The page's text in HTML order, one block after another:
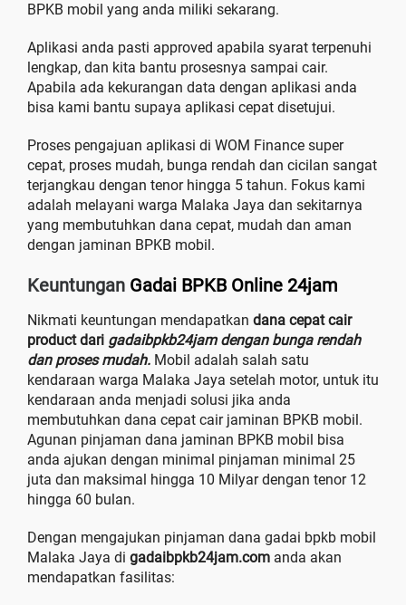
BPKB mobil yang anda miliki sekarang.
Aplikasi anda pasti approved apabila syarat terpenuhi
lengkap, dan kita bantu prosesnya sampai cair.
Apabila ada kekurangan data dengan aplikasi anda
bisa kami bantu supaya aplikasi cepat disetujui.
Proses pengajuan aplikasi di WOM Finance super
cepat, proses mudah, bunga rendah dan cicilan sangat
terjangkau dengan tenor hingga 5 tahun. Fokus kami
adalah melayani warga Malaka Jaya dan sekitarnya
yang membutuhkan dana cepat, mudah dan aman
dengan jaminan BPKB mobil.
Keuntungan Gadai BPKB Online 24jam
Nikmati keuntungan mendapatkan dana cepat cair
product dari gadaibpkb24jam dengan bunga rendah
dan proses mudah. Mobil adalah salah satu
kendaraan warga Malaka Jaya setelah motor, untuk itu
kendaraan anda menjadi solusi jika anda
membutuhkan dana cepat cair jaminan BPKB mobil.
Agunan pinjaman dana jaminan BPKB mobil bisa
anda ajukan dengan minimal pinjaman minimal 25
juta dan maksimal hingga 10 Milyar dengan tenor 12
hingga 60 bulan.
Dengan mengajukan pinjaman dana gadai bpkb mobil
Malaka Jaya di gadaibpkb24jam.com anda akan
mendapatkan fasilitas: